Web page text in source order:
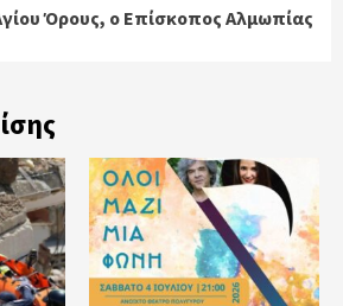
Όρους, ο Επίσκοπος Αλμωπίας